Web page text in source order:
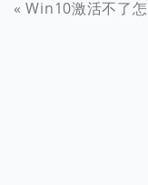
Win10激活不了怎么办 Windows10无法激活原